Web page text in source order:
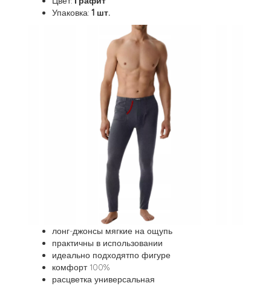
Упаковка: 1 шт.
лонг-джонсы мягкие на ощупь
практичны в использовании
идеально подходятпо фигуре
комфорт 100%
расцветка универсальная